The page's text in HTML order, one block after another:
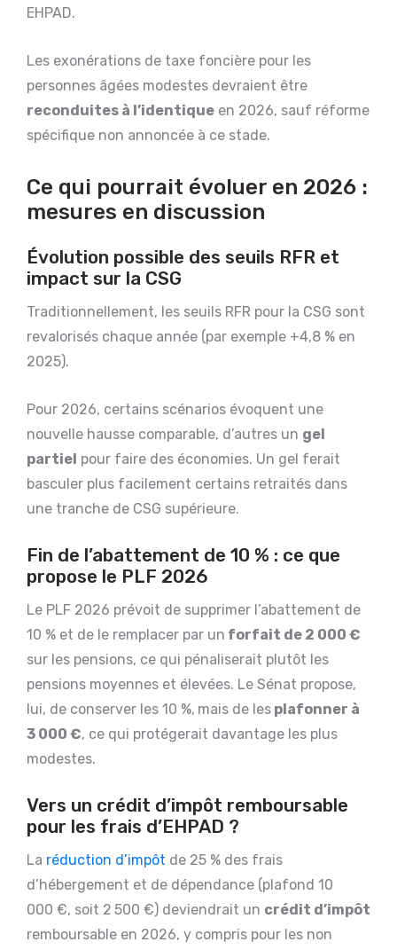
EHPAD.
Les exonérations de taxe foncière pour les
personnes âgées modestes devraient être
reconduites à l’identique en 2026, sauf réforme
spécifique non annoncée à ce stade.
Ce qui pourrait évoluer en 2026 :
mesures en discussion
Évolution possible des seuils RFR et
impact sur la CSG
Traditionnellement, les seuils RFR pour la CSG sont
revalorisés chaque année (par exemple +4,8 % en
2025).
Pour 2026, certains scénarios évoquent une
nouvelle hausse comparable, d’autres un gel
partiel pour faire des économies. Un gel ferait
basculer plus facilement certains retraités dans
une tranche de CSG supérieure.
Fin de l’abattement de 10 % : ce que
propose le PLF 2026
Le PLF 2026 prévoit de supprimer l’abattement de
10 % et de le remplacer par un forfait de 2 000 €
sur les pensions, ce qui pénaliserait plutôt les
pensions moyennes et élevées. Le Sénat propose,
lui, de conserver les 10 %, mais de les plafonner à
3 000 €, ce qui protégerait davantage les plus
modestes.
Vers un crédit d’impôt remboursable
pour les frais d’EHPAD ?
La réduction d’impôt de 25 % des frais
d’hébergement et de dépendance (plafond 10
000 €, soit 2 500 €) deviendrait un crédit d’impôt
remboursable en 2026, y compris pour les non